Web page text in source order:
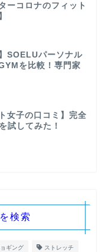
ーコロナのフィット
SOELUパーソナル
を比較！専門家
女子の口コミ】完全
試してみた！
検索
ギング ストレッチ